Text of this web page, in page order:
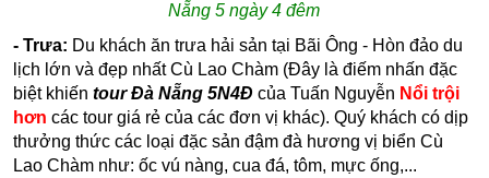
Nẵng 5 ngày 4 đêm
- Trưa: Du khách ăn trưa hải sản tại Bãi Ông - Hòn đảo du
lịch lớn và đẹp nhất Cù Lao Chàm (Đây là điếm nhấn đặc
biệt khiếntour Đà Nẵng 5N4Đ của Tuấn Nguyễn Nổi trội
hơn các tour giá rẻ của các đơn vị khác).Quý khách có dịp
thưởng thức các loại đặc sản đậm đà hương vị biển Cù
Lao Chàm như: ốc vú nàng, cua đá, tôm, mực ống,...